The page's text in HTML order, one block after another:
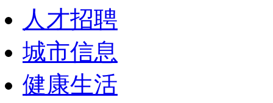
人才招聘
城市信息
健康生活